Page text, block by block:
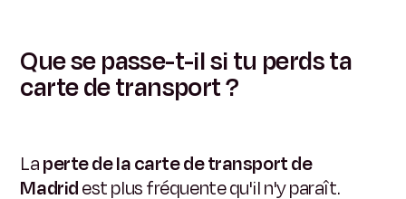
Que se passe-t-il si tu perds ta
carte de transport ?
Laperte de la carte de transport de
Madridest plus fréquente qu'il n'y paraît.